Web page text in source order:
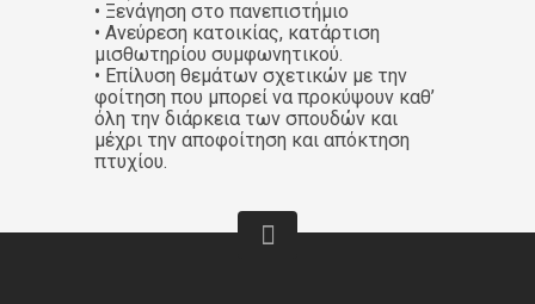
• Ξενάγηση στο πανεπιστήμιο
• Ανεύρεση κατοικίας, κατάρτιση
μισθωτηρίου συμφωνητικού.
• Επίλυση θεμάτων σχετικών με την
φοίτηση που μπορεί να προκύψουν καθ’
όλη την διάρκεια των σπουδών και
μέχρι την αποφοίτηση και απόκτηση
πτυχίου.